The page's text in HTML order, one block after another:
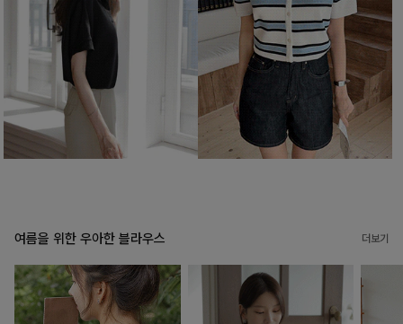
여름을 위한 우아한 블라우스 더보기